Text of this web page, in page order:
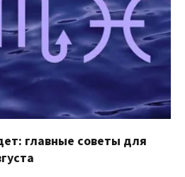
главные советы для